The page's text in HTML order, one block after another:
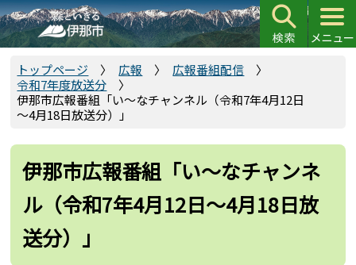
こ
の
ペ
頭
トップページ 広報
広報番組配信
令和7年度放送分
伊那市広報番組「い～なチャンネル（令和7年4月12日
～4月18日放送分）」
伊那市広報番組「い～なチャンネ
ル（令和7年4月12日～4月18日放
送分）」